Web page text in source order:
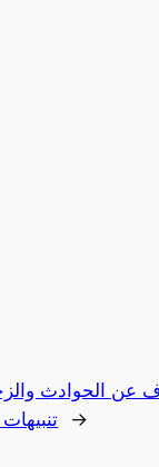
عن الحوادث
→